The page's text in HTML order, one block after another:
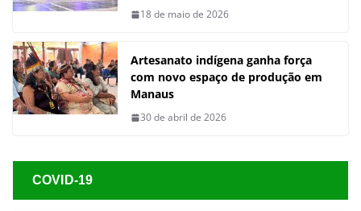
18 de maio de 2026
Artesanato indígena ganha força
com novo espaço de produção em
Manaus
30 de abril de 2026
COVID-19